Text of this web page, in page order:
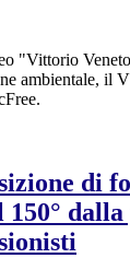
"Vittorio
ambientale, il
di
150°